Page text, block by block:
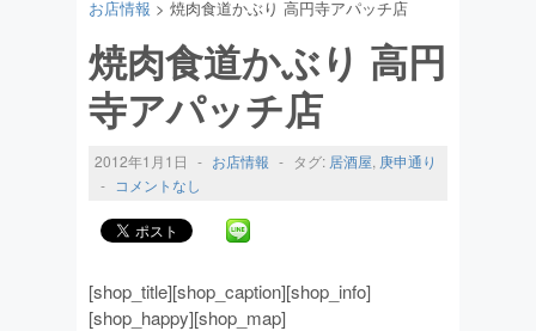
お店情報 > 焼肉食道かぶり 高円寺アパッチ店
焼肉食道かぶり 高円
寺アパッチ店
2012年1月1日 - お店情報 - タグ: 居酒屋, 庚申通り
- コメントなし
[shop_title][shop_caption][shop_info]
[shop_happy][shop_map]